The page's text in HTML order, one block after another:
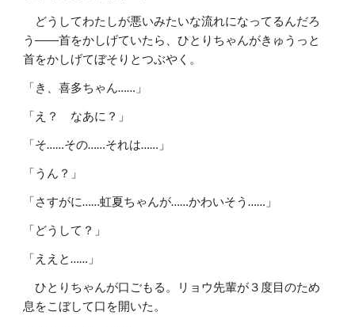
どうしてわたしが悪いみたいな流れになってるんだろ
う――首をかしげていたら、ひとりちゃんがきゅうっと
首をかしげてぼそりとつぶやく。
「き、喜多ちゃん……」
「え？ なあに？」
「そ……その……それは……」
「うん？」
「さすがに……虹夏ちゃんが……かわいそう……」
「どうして？」
「ええと……」
ひとりちゃんが口ごもる。リョウ先輩が３度目のため
息をこぼして口を開いた。